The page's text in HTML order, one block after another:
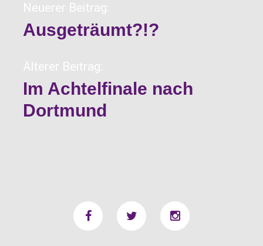
Neuerer Beitrag:
Ausgeträumt?!?
Älterer Beitrag:
Im Achtelfinale nach
Dortmund